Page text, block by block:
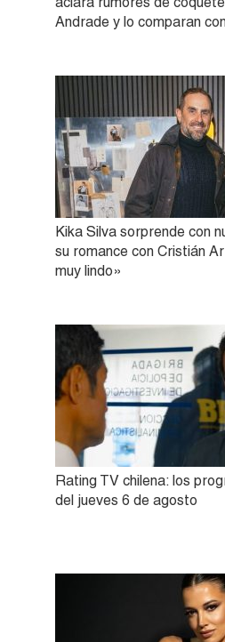
Andrade y lo comparan
Kika Silva sorprende con
su romance con Cristián
muy lindo»
Rating TV chilena: los
del jueves 6 de agosto